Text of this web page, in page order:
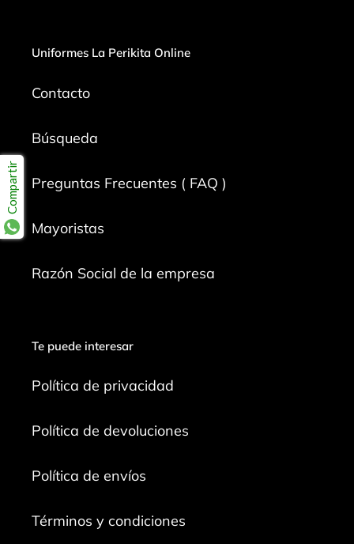
Uniformes La Perikita Online
Contacto
Búsqueda
Preguntas Frecuentes ( FAQ )
Mayoristas
Razón Social de la empresa
Te puede interesar
Política de privacidad
Política de devoluciones
Política de envíos
Términos y condiciones
Compartir